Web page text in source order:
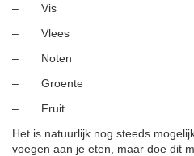
– Vis
– Vlees
– Noten
– Groente
– Fruit
Het is natuurlijk nog steeds
voegen aan je eten, maar doe dit